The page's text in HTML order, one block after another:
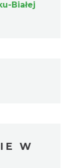
Białej
W